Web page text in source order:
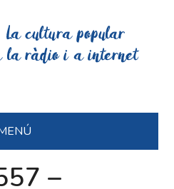
La cultura popular
la ràdio i a internet
–